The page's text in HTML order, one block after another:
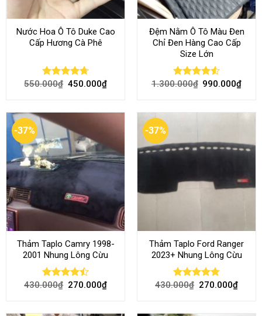
Nước Hoa Ô Tô Duke Cao
Cấp Hương Cà Phê
Rated4.70
550.000₫ 450.000₫
Đệm Nằm Ô Tô Màu Đen
Chỉ Đen Hàng Cao Cấp
Size Lớn
Rated 4.54
1.300.000₫ 990.000₫
-37%
Thảm Taplo Camry 1998-
2001 Nhung Lông Cừu
Rated
430.000₫ 270.000₫
-37%
Thảm Taplo Ford Ranger
2023+ Nhung Lông Cừu
Rated 4.80
430.000₫ 270.000₫